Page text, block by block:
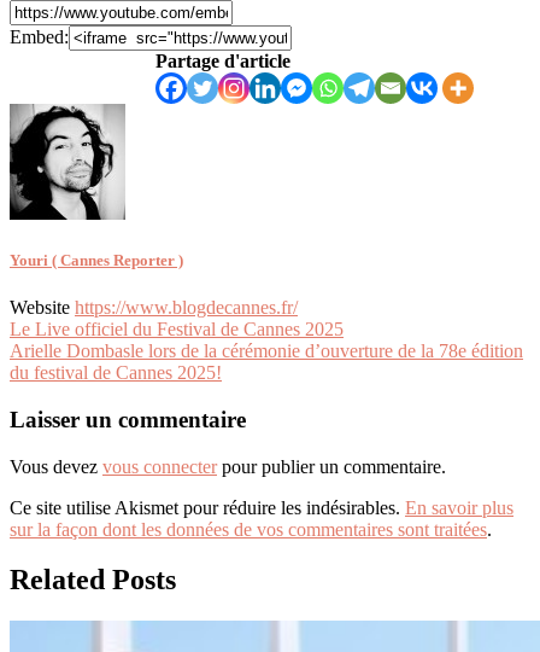
Embed:
Partage d'article
Youri ( Cannes Reporter )
Website https://www.blogdecannes.fr/
Navigation
de
Le Live officiel du Festival de Cannes 2025
Arielle Dombasle lors de la cérémonie d’ouverture de la 78e édition
du festival de Cannes 2025!
Laisser un commentaire
Vous devez vous connecterpour publier un commentaire.
Ce site utilise Akismet pour réduire les indésirables. En savoir plus
sur la façon dont les données de vos commentaires sont traitées.
Related Posts